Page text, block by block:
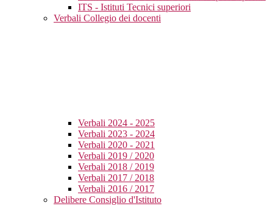
ITS - Istituti Tecnici superiori
Verbali Collegio dei docenti
Verbali 2024 - 2025
Verbali 2023 - 2024
Verbali 2020 - 2021
Verbali 2019 / 2020
Verbali 2018 / 2019
Verbali 2017 / 2018
Verbali 2016 / 2017
Delibere Consiglio d'Istituto